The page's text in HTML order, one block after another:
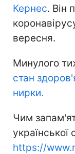
Кернес. Він
вересня.
Минулого
стан
нирки.
Чим
української
https://